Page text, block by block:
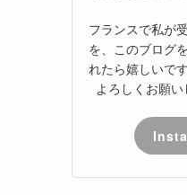
フランスで私が
を、このブログ
れたら嬉しいです
よろしくお願